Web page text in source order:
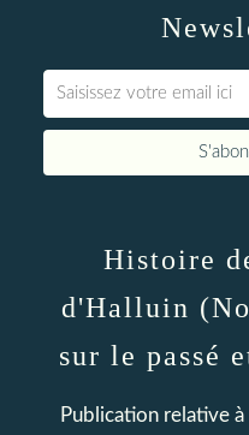
Histoire
d'Halluin
sur le passé
Publication relative